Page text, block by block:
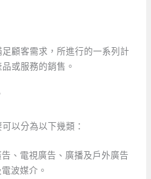
顧客需求，所進行的一系列計
或服務的銷售。
以分為以下幾類：
告、電視廣告、廣播及戶外廣告
波媒介。